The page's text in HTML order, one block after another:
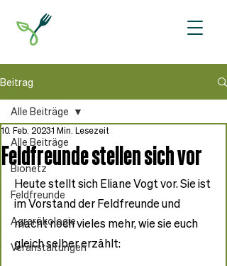
Beitrag
Alle Beiträge
Bionetz
Feldfreunde
Agrarökologie
Veranstaltungen
Alle Beiträge
Feldfreunde stellen sich vor
10. Feb. 20231 Min. Lesezeit
Heute stellt sich Eliane Vogt vor. Sie ist
im Vorstand der Feldfreunde und
macht noch vieles mehr, wie sie euch
gleich selber erzählt: